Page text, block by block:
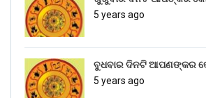
5 years ago
ବୁଧବାର ଦିନଟି ଆପଣଙ୍କର
5 years ago